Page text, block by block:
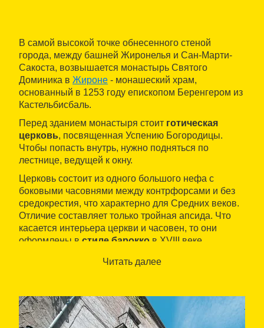
В самой высокой точке обнесенного стеной
города, между башней Жиронелья и Сан-Марти-
Сакоста, возвышается монастырь Святого
Доминика в Жироне - монашеский храм,
основанный в 1253 году епископом Беренгером из
Кастельбисбаль.
Перед зданием монастыря стоит готическая
церковь, посвященная Успению Богородицы.
Чтобы попасть внутрь, нужно подняться по
лестнице, ведущей к окну.
Церковь состоит из одного большого нефа с
боковыми часовнями между контрфорсами и без
средокрестия, что характерно для Средних веков.
Отличие составляет только тройная апсида. Что
касается интерьера церкви и часовен, то они
оформлены в стиле барокко в XVIII веке.
два клуатра : первый, полностью в
верхняя построена в духе ренессанса (XVI в.).
Второй клуатр в романском стиле больше
пострадал от времени, он находится в саду
Читать далее